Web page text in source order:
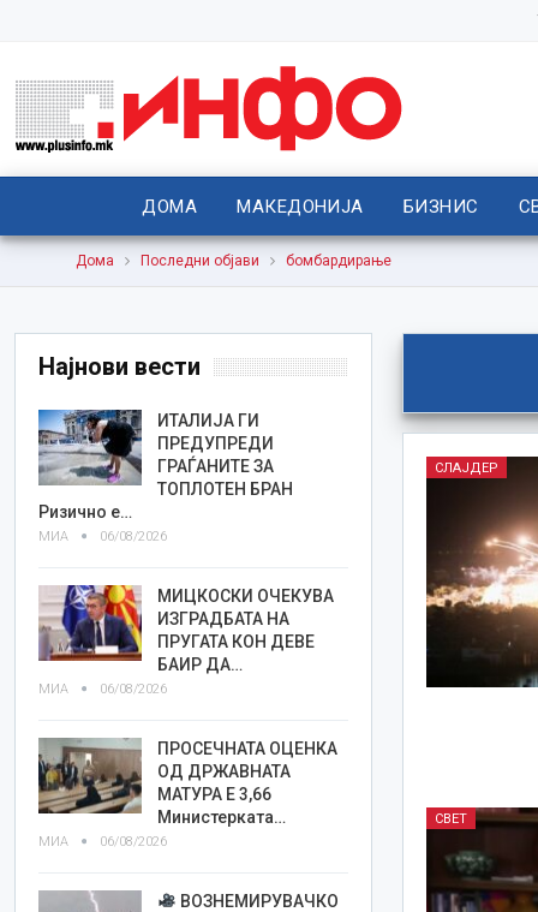
ДОМА МАКЕДОНИЈА БИЗНИС
Дома Последни објави бомбардирање
СЛАЈДЕР
СВЕТ
Најнови вести
ИТАЛИЈА ГИ
ПРЕДУПРЕДИ
ГРАЃАНИТЕ ЗА
ТОПЛОТЕН БРАН
Ризично е…
МИА 06/08/2026
МИЦКОСКИ ОЧЕКУВА
ИЗГРАДБАТА НА
ПРУГАТА КОН ДЕВЕ
БАИР ДА…
МИА 06/08/2026
ПРОСЕЧНАТА ОЦЕНКА
ОД ДРЖАВНАТА
МАТУРА Е 3,66
Министерката…
МИА 06/08/2026
ВОЗНЕМИРУВАЧКО